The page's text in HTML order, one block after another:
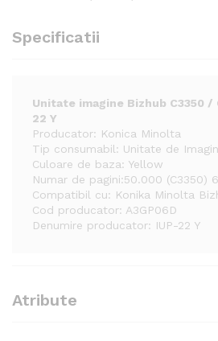
Specificatii
Unitate imagine Bizhub C3350 /
22 Y
Producator: Konica Minolta
Tip consumabil: Unitate de
Culoare de baza: Yellow
Numar de pagini:50.000 (C3350)
Compatibil cu: Konika Minolta
Cod producator: A3GP06D
Denumire producator: IUP-22 Y
Atribute